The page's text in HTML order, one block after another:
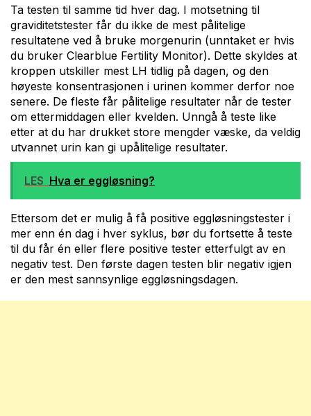
Ta testen til samme tid hver dag. I motsetning til
graviditetstester får du ikke de mest pålitelige
resultatene ved å bruke morgenurin (unntaket er hvis
du bruker Clearblue Fertility Monitor). Dette skyldes at
kroppen utskiller mest LH tidlig på dagen, og den
høyeste konsentrasjonen i urinen kommer derfor noe
senere. De fleste får pålitelige resultater når de tester
om ettermiddagen eller kvelden. Unngå å teste like
etter at du har drukket store mengder væske, da veldig
utvannet urin kan gi upålitelige resultater.
LES Hva er eggløsning?
Ettersom det er mulig å få positive eggløsningstester i
mer enn én dag i hver syklus, bør du fortsette å teste
til du får én eller flere positive tester etterfulgt av en
negativ test. Den første dagen testen blir negativ igjen
er den mest sannsynlige eggløsningsdagen.